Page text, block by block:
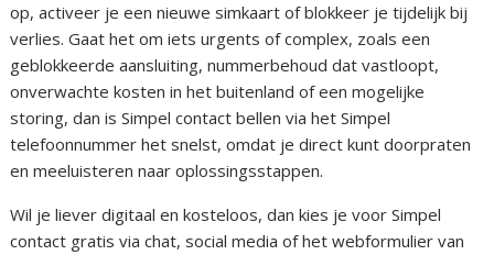
op, activeer je een nieuwe simkaart of blokkeer je tijdelijk bij
verlies. Gaat het om iets urgents of complex, zoals een
geblokkeerde aansluiting, nummerbehoud dat vastloopt,
onverwachte kosten in het buitenland of een mogelijke
storing, dan is Simpel contact bellen via het Simpel
telefoonnummer het snelst, omdat je direct kunt doorpraten
en meeluisteren naar oplossingsstappen.
Wil je liever digitaal en kosteloos, dan kies je voor Simpel
contact gratis via chat, social media of het webformulier van